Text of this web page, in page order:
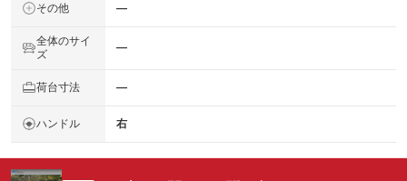
その他 ―
全体のサイ
ズ
―
荷台寸法 ―
ハンドル 右